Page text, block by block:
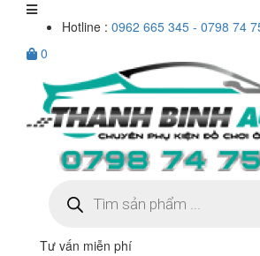
Hotline : 0962 665 345 - 0798 74
0
kiếm
sản
Tư vấn miễn phí